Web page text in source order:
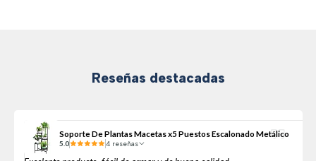
Reseñas destacadas
Soporte De Plantas Macetas x5 Puestos Escalonado Metálico
5.0 4 reseñas